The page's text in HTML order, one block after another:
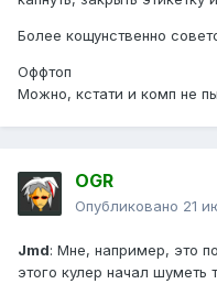
Более кощунственно
Оффтоп
Можно, кстати и комп не
OGR
Опубликовано 21
Jmd: Мне, например, это
этого кулер начал шуметь